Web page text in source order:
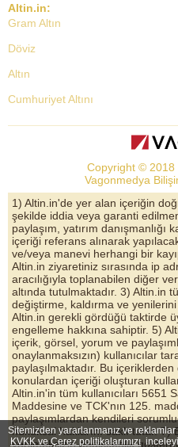
Altin.in:
Gram Altın
Döviz
Altın
Cumhuriyet Altını
Dolar Kuru
Altın Yorumları
Döviz Kurları
Çeyrek Altın
Bitcoin
Euro/Dolar Parite
Sterlin
Döviz Arşivi
Copyright © 2018
Vagonmedya
1) Altin.in'de yer alan içeriğin
şekilde iddia veya garanti
paylaşım, yatırım
içeriği referans alınarak
ve/veya manevi herhangi bir
Altin.in ziyaretiniz sırasında ip
aracılığıyla toplanabilen diğer
altında tutulmaktadır. 3) Altin.in
değiştirme, kaldırma ve
Altin.in gerekli gördüğü taktirde
engelleme hakkına sahiptir. 5)
içerik, görsel, yorum ve
onaylanmaksızın) kullanıcılar
paylaşılmaktadır. Bu
konulardan içeriği oluşturan
Altin.in'in tüm kullanıcıları 5651
Maddesine ve TCK'nın 125.
paylaşımlardan kendileri
hukuksal haklarını saklı tutar.
verilmeksizin değişkenlik
Sitemizden yararlanmanız ve reklamlar
KVKK ve Çerez politikalarımızı